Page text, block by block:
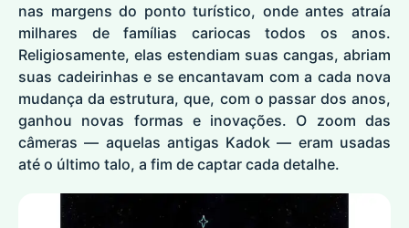
nas margens do ponto turístico, onde antes atraía
milhares de famílias cariocas todos os anos.
Religiosamente, elas estendiam suas cangas, abriam
suas cadeirinhas e se encantavam com a cada nova
mudança da estrutura, que, com o passar dos anos,
ganhou novas formas e inovações. O zoom das
câmeras — aquelas antigas Kadok — eram usadas
até o último talo, a fim de captar cada detalhe.